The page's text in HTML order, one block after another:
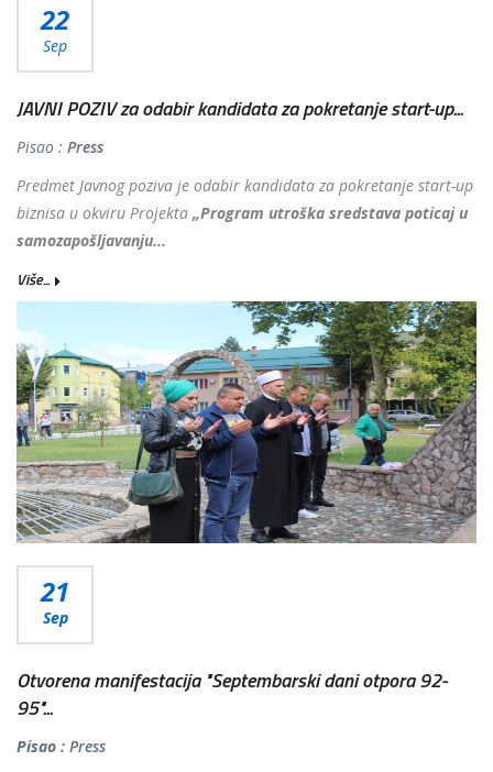
22
Sep
JAVNI POZIV za odabir kandidata za pokretanje start-up...
Pisao : Press
Predmet Javnog poziva je odabir kandidata za pokretanje start-up
biznisa u okviru Projekta „Program utroška sredstava poticaj u
samozapošljavanju...
Više...
21
Sep
Otvorena manifestacija "Septembarski dani otpora 92-
95"...
Pisao : Press